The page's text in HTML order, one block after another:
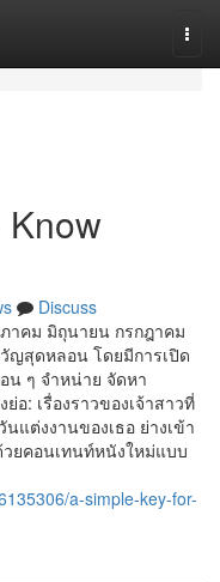
Discuss
าคม มิถุนายน กรกฎาคม
ญสุดหลอน โดยมีการเปิด
อน ๆ จำหน่าย จัดหา
อ: เรื่องราวของเจ้าสาวที่
แต่งงานของเธอ ย่างเข้า
ยคอนเทนท์หนังใหม่แบบ
a-simple-key-for-